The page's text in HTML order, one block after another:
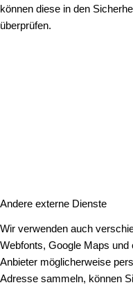
können diese in den
überprüfen.
Andere externe Dienste
Wir verwenden auch
Webfonts, Google Maps und
Anbieter möglicherweise
Adresse sammeln, können